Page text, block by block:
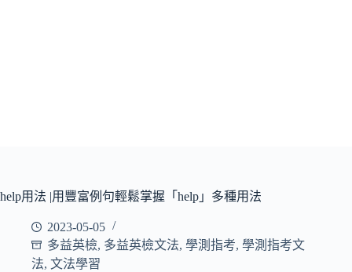
help用法 |用豐富例句輕鬆掌握「help」多種用法
2023-05-05
多益英檢, 多益英檢文法, 學測指考, 學測指考文
法, 文法學習